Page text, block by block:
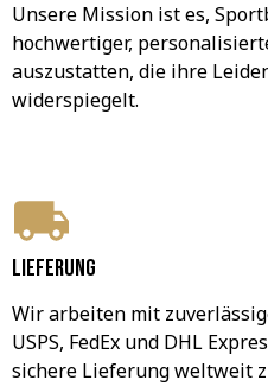
Unsere Mission ist es,
hochwertiger,
auszustatten, die ihre
widerspiegelt.
Lieferung
Wir arbeiten mit
USPS, FedEx und DHL
sichere Lieferung weltweit